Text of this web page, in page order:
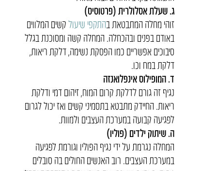
ג. שעלת אסלולרית (פרטוסיס)
זוהי מחלה המתבטאת בהתקפי שיעולקשים המלווים
באודם בפנים ובהכחלה. המחלה קשה ומסוכנת בגלל
סיבוכים אפשריים כמו הפסקת נשימה, דלקת ריאות,
דלקת במח וכו.
ד. המופילוס אינפלואנזה
נגיף זה גורם לדלקת קרום המוח, זיהום דמי ודלקת
ריאות. החיידק מתבטא בתסמיני קשים ואז יכול לגרום
לפגיעה קבועה במערכת העצבים ולמוות.
ה. שיתוק ילדים (פוליו)
המחלה נגרמת על ידי נגיף הפוליו וגורמת לפגיעה
במערכת העצבים. רוב האנשים החולים בה סובלים